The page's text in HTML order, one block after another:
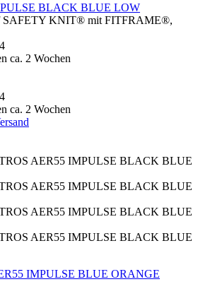
BLACK BLUE LOW
SAFETY KNIT® mit FITFRAME®,
ca. 2 Wochen
ca. 2 Wochen